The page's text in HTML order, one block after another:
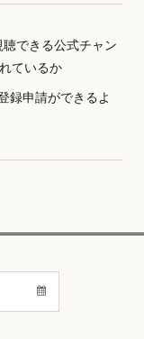
できる公式チャン
ているか
録申請ができるよ